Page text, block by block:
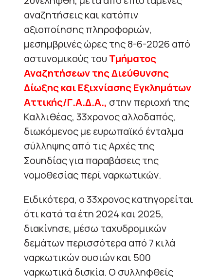
αναζητήσεις και κατόπιν
αξιοποίησης πληροφοριών,
μεσημβρινές ώρες της 8-6-2026 από
αστυνομικούς του Τμήματος
Αναζητήσεων της Διεύθυνσης
Δίωξης και Εξιχνίασης Εγκλημάτων
Αττικής/Γ.Α.Δ.Α., στην περιοχή της
Καλλιθέας, 33χρονος αλλοδαπός,
διωκόμενος με ευρωπαϊκό ένταλμα
σύλληψης από τις Αρχές της
Σουηδίας για παραβάσεις της
νομοθεσίας περί ναρκωτικών.
Ειδικότερα, ο 33χρονος κατηγορείται
ότι κατά τα έτη 2024 και 2025,
διακίνησε, μέσω ταχυδρομικών
δεμάτων περισσότερα από 7 κιλά
ναρκωτικών ουσιών και 500
ναρκωτικά δισκία. Ο συλληφθείς